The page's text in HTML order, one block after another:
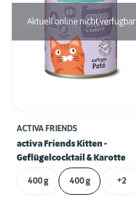
Aktuell online nicht verfügbar
ACTIVA FRIENDS
activa Friends Kitten -
Geflügelcocktail & Karotte
400 g 400 g +2